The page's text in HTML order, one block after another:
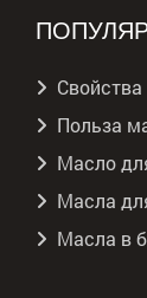
Польза
Масло
Масла
Масла в